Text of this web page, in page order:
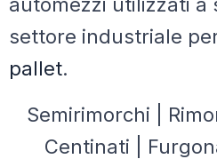
settore industriale
pallet.
Semirimorchi
Centinati